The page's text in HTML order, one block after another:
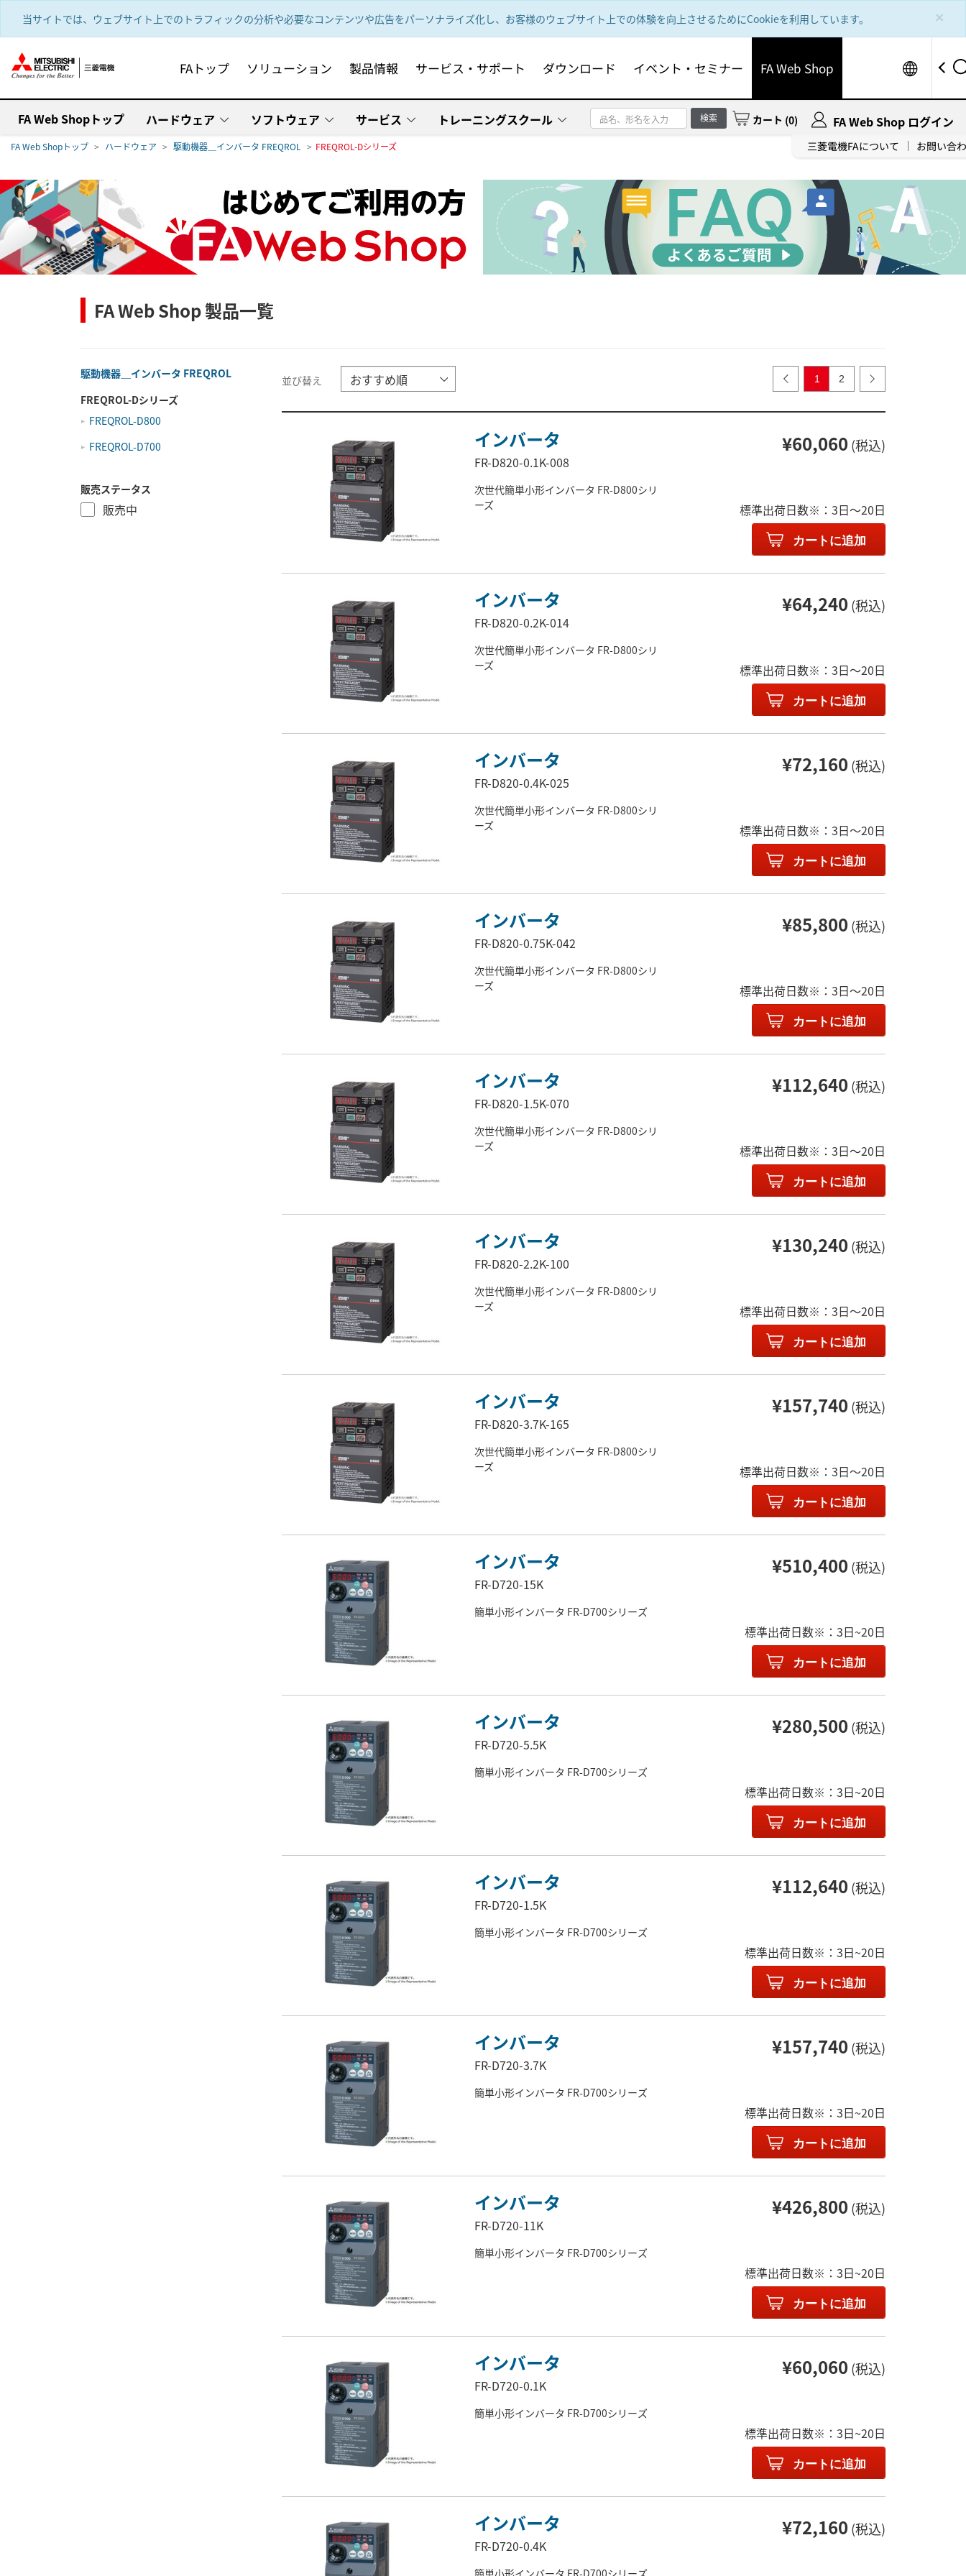
×
当サイトでは、ウェブサイト上でのトラフィックの分析や必要なコンテンツや広告をパーソナライズ化し、お客様のウェブサイト上での体験を向上させるためにCookieを利用しています。
FAトップ ソリューション 製品情報 サービス・サポート ダウンロード イベント・セミナー FA Web Shop
三菱電機FAについて お問い合
FA Web Shopトップ ハードウェア ソフトウェア サービス トレーニングスクール 検索 カート (0) FA Web Shop ログイン
FA Web Shopトップ ハードウェア 駆動機器＿インバータ FREQROL FREQROL-Dシリーズ
FA Web Shop 製品一覧
駆動機器＿インバータ FREQROL
FREQROL-Dシリーズ
FREQROL-D800
FREQROL-D700
販売ステータス
販売中
並び替え 1 2
インバータ
FR-D820-0.1K-008
次世代簡単小形インバータ FR-D800シリ
ーズ
¥60,060 (税込)
標準出荷日数※：3日～20日
カートに追加
インバータ
FR-D820-0.2K-014
次世代簡単小形インバータ FR-D800シリ
ーズ
¥64,240 (税込)
標準出荷日数※：3日～20日
カートに追加
インバータ
FR-D820-0.4K-025
次世代簡単小形インバータ FR-D800シリ
ーズ
¥72,160 (税込)
標準出荷日数※：3日～20日
カートに追加
インバータ
FR-D820-0.75K-042
次世代簡単小形インバータ FR-D800シリ
ーズ
¥85,800 (税込)
標準出荷日数※：3日～20日
カートに追加
インバータ
FR-D820-1.5K-070
次世代簡単小形インバータ FR-D800シリ
ーズ
¥112,640 (税込)
標準出荷日数※：3日～20日
カートに追加
インバータ
FR-D820-2.2K-100
次世代簡単小形インバータ FR-D800シリ
ーズ
¥130,240 (税込)
標準出荷日数※：3日～20日
カートに追加
インバータ
FR-D820-3.7K-165
次世代簡単小形インバータ FR-D800シリ
ーズ
¥157,740 (税込)
標準出荷日数※：3日～20日
カートに追加
インバータ
FR-D720-15K
簡単小形インバータ FR-D700シリーズ
¥510,400 (税込)
標準出荷日数※：3日~20日
カートに追加
インバータ
FR-D720-5.5K
簡単小形インバータ FR-D700シリーズ
¥280,500 (税込)
標準出荷日数※：3日~20日
カートに追加
インバータ
FR-D720-1.5K
簡単小形インバータ FR-D700シリーズ
¥112,640 (税込)
標準出荷日数※：3日~20日
カートに追加
インバータ
FR-D720-3.7K
簡単小形インバータ FR-D700シリーズ
¥157,740 (税込)
標準出荷日数※：3日~20日
カートに追加
インバータ
FR-D720-11K
簡単小形インバータ FR-D700シリーズ
¥426,800 (税込)
標準出荷日数※：3日~20日
カートに追加
インバータ
FR-D720-0.1K
簡単小形インバータ FR-D700シリーズ
¥60,060 (税込)
標準出荷日数※：3日~20日
カートに追加
インバータ
FR-D720-0.4K
簡単小形インバータ FR-D700シリーズ
¥72,160 (税込)